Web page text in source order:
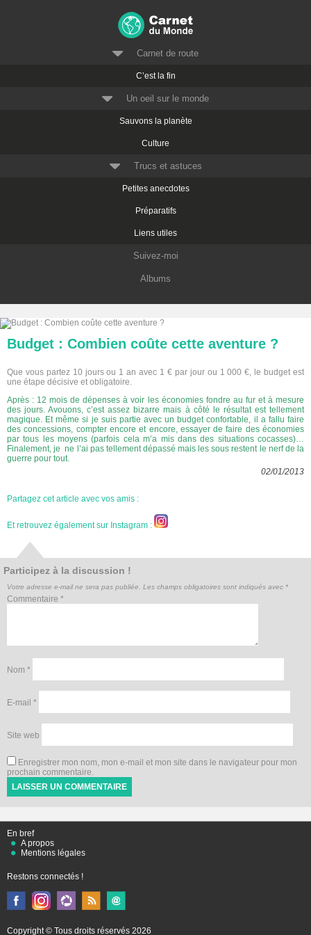
Carnet de route
C’est la fin
Un oeil sur le monde
Sauvons la planète
Culture
Trucs et astuces
Petites anecdotes
Préparatifs
Liens utiles
Suivez-moi
Albums
Budget : Combien coûte cette aventure ?
Que vous partez 10 jours ou 1 an avec 1 € par jour ou 1 000 €, le budget est
une étape décisive et obligatoire.
Après : 12 mois de dépenses à voir les économies fondre au fur et à mesure
des jours. Avouons, c’est assez bizarre mais à côté le résultat est tellement
magique. Et même si je suis partie avec un budget confortable, il a fallu faire
des concessions, compter encore et encore, essayer de faire des économies
par tous les moyens (parfois cela m’a mis dans des situations cocasses)…
Finalement, je ne l’ai pas tellement dépassé mais les sous restent le nerf de la
guerre pour tout.
02/01/2013
Partagez cet article avec vos amis :
Et retrouvez également sur Instagram :
Participez à la discussion !
Votre adresse e-mail ne sera pas publiée. Les champs obligatoires sont indiqués avec *
Commentaire *
Nom *
E-mail *
Site web
Enregistrer mon nom, mon e-mail et mon site dans le navigateur pour mon
prochain commentaire.
En bref
A propos
Mentions légales
Restons connectés !
Copyright © Tous droits réservés 2026